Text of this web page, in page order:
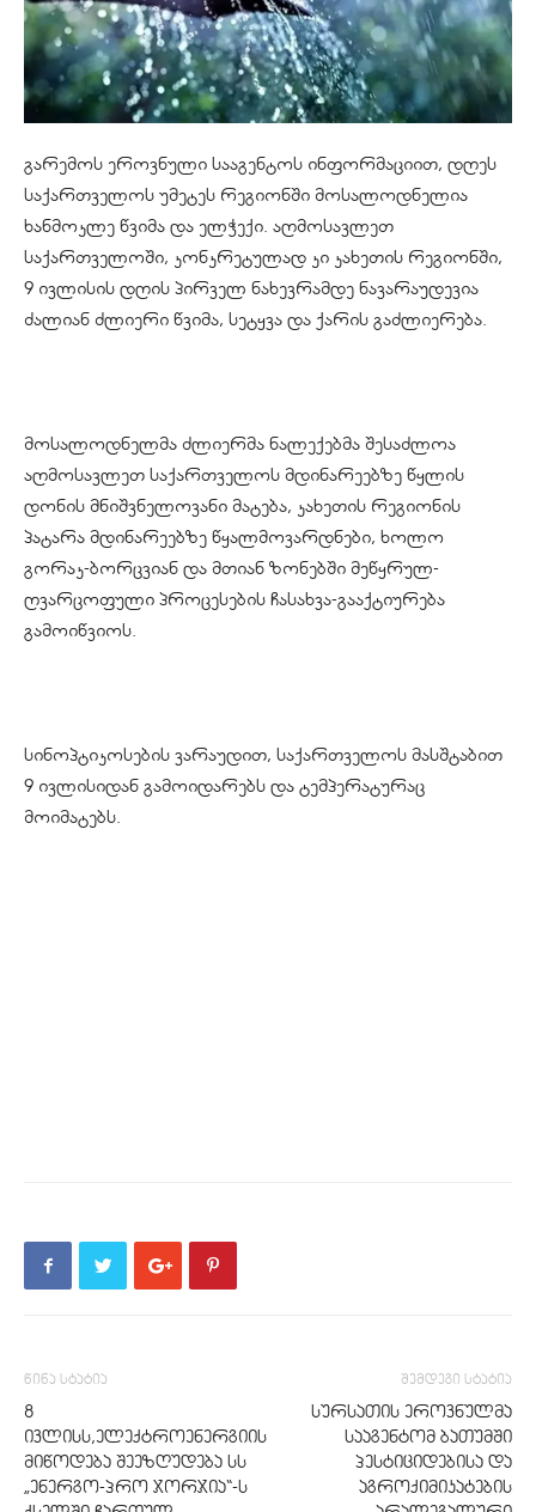
გარემოს ეროვნული სააგენტოს ინფორმაციით, დღეს
საქართველოს უმეტეს რეგიონში მოსალოდნელია
ხანმოკლე წვიმა და ელჭექი. აღმოსავლეთ
საქართველოში, კონკრეტულად კი კახეთის რეგიონში,
9 ივლისის დღის პირველ ნახევრამდე ნავარაუდევია
ძალიან ძლიერი წვიმა, სეტყვა და ქარის გაძლიერება.
მოსალოდნელმა ძლიერმა ნალექებმა შესაძლოა
აღმოსავლეთ საქართველოს მდინარეებზე წყლის
დონის მნიშვნელოვანი მატება, კახეთის რეგიონის
პატარა მდინარეებზე წყალმოვარდნები, ხოლო
გორაკ-ბორცვიან და მთიან ზონებში მეწყრულ-
ღვარცოფული პროცესების ჩასახვა-გააქტიურება
გამოიწვიოს.
სინოპტიკოსების ვარაუდით, საქართველოს მასშტაბით
9 ივლისიდან გამოიდარებს და ტემპერატურაც
მოიმატებს.
წინა სტატია
8
ივლისს,ელექტროენერგიის
მიწოდება შეეზღუდება სს
„ენერგო-პრო ჯორჯია“-ს
შემდეგი სტატია
სურსათის ეროვნულმა
სააგენტომ ბათუმში
პესტიციდებისა და
აგროქიმიკატების